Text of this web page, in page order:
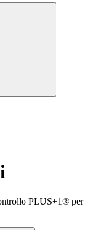
PLUS+1® per